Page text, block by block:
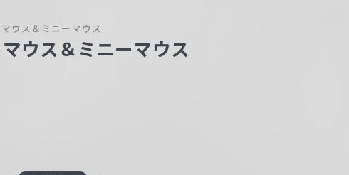
ウス＆ミニーマウス
ウス＆ミニーマウス